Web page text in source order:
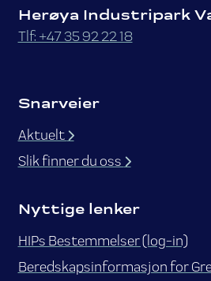
Herøya Industripark
Tlf: +47 35 92 22 18
Snarveier
Aktuelt
Slik finner du oss
Nyttige lenker
HIPs Bestemmelser (log-in)
Beredskapsinformasjon for